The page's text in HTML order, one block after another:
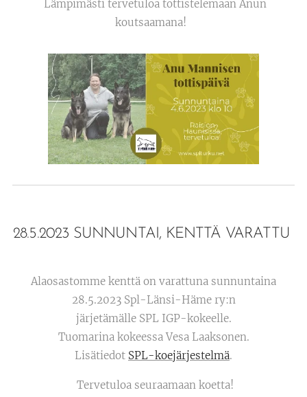
Lämpimästi tervetuloa tottistelemaan Anun
koutsaamana!
28.5.2023 SUNNUNTAI, KENTTÄ VARATTU
Alaosastomme kenttä on varattuna sunnuntaina
28.5.2023 Spl-Länsi-Häme ry:n
järjetämälle SPL IGP-kokeelle.
Tuomarina kokeessa Vesa Laaksonen.
Lisätiedot SPL-koejärjestelmä.
Tervetuloa seuraamaan koetta!